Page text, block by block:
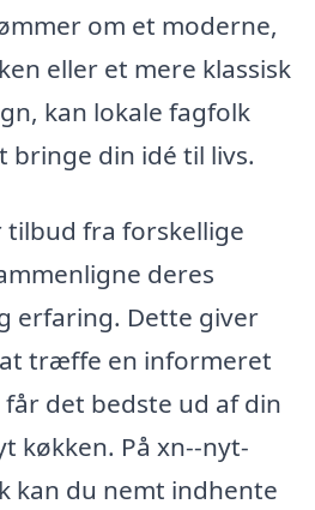
om et moderne,
eller et mere klassisk
kan lokale fagfolk
bringe din idé til livs.
fra forskellige
deres
erfaring. Dette giver
træffe en informeret
det bedste ud af din
køkken. På xn--nyt-
kan du nemt indhente